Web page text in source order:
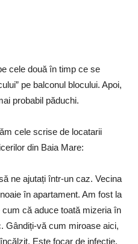
cele două în timp ce se
pe balconul blocului. Apoi,
probabil păduchi.
cele scrise de locatarii
din Baia Mare:
ne ajutați într-un caz. Vecina
în apartament. Am fost la
că aduce toată mizeria în
Gândiți-vă cum miroase aici,
Este focar de infecție.